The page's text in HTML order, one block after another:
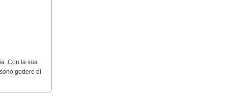
Con la sua
godere di